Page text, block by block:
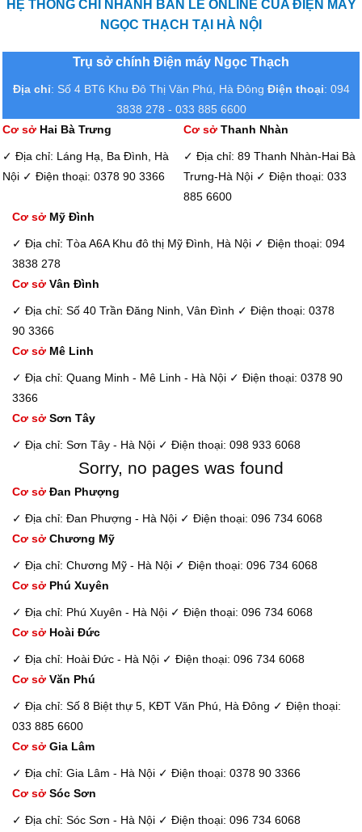
HỆ THỐNG CHI NHÁNH BÁN LẺ ONLINE CỦA ĐIỆN MÁY
NGỌC THẠCH TẠI HÀ NỘI
Trụ sở chính Điện máy Ngọc Thạch
Địa chỉ: Số 4 BT6 Khu Đô Thị Văn Phú, Hà Đông Điện thoại: 094
3838 278 - 033 885 6600
Cơ sởHai Bà Trưng
✓ Địa chỉ: Láng Hạ, Ba Đình, Hà
Nội ✓ Điện thoại: 0378 90 3366
Cơ sởThanh Nhàn
✓ Địa chỉ: 89 Thanh Nhàn-Hai Bà
Trưng-Hà Nội ✓ Điện thoại: 033
885 6600
Cơ sở Mỹ Đình
✓ Địa chỉ: Tòa A6A Khu đô thị Mỹ Đình, Hà Nội ✓ Điện thoại: 094
3838 278
Cơ sở Vân Đình
✓ Địa chỉ: Số 40 Trần Đăng Ninh, Vân Đình ✓ Điện thoại: 0378
90 3366
Cơ sở Mê Linh
✓ Địa chỉ: Quang Minh - Mê Linh - Hà Nội ✓ Điện thoại: 0378 90
3366
Cơ sở Sơn Tây
✓ Địa chỉ: Sơn Tây - Hà Nội ✓ Điện thoại: 098 933 6068
Sorry, no pages was found
Cơ sở Đan Phượng
✓ Địa chỉ: Đan Phượng - Hà Nội ✓ Điện thoại: 096 734 6068
Cơ sở Chương Mỹ
✓ Địa chỉ: Chương Mỹ - Hà Nội ✓ Điện thoại: 096 734 6068
Cơ sở Phú Xuyên
✓ Địa chỉ: Phú Xuyên - Hà Nội ✓ Điện thoại: 096 734 6068
Cơ sở Hoài Đức
✓ Địa chỉ: Hoài Đức - Hà Nội ✓ Điện thoại: 096 734 6068
Cơ sở Văn Phú
✓ Địa chỉ: Số 8 Biệt thự 5, KĐT Văn Phú, Hà Đông ✓ Điện thoại:
033 885 6600
Cơ sở Gia Lâm
✓ Địa chỉ: Gia Lâm - Hà Nội ✓ Điện thoại: 0378 90 3366
Cơ sở Sóc Sơn
✓ Địa chỉ: Sóc Sơn - Hà Nội ✓ Điện thoại: 096 734 6068